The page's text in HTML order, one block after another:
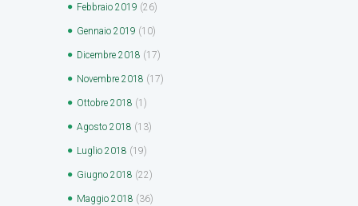
Febbraio 2019 (26)
Gennaio 2019 (10)
Dicembre 2018 (17)
Novembre 2018 (17)
Ottobre 2018 (1)
Agosto 2018 (13)
Luglio 2018 (19)
Giugno 2018 (22)
Maggio 2018 (36)